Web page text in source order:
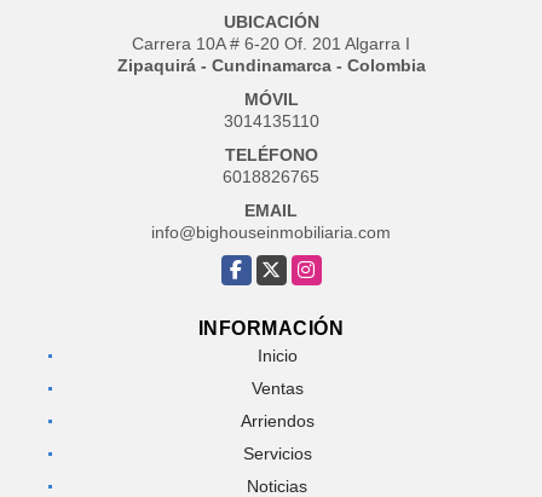
UBICACIÓN
Carrera 10A # 6-20 Of. 201 Algarra I
Zipaquirá - Cundinamarca - Colombia
MÓVIL
3014135110
TELÉFONO
6018826765
EMAIL
info@bighouseinmobiliaria.com
Facebook
X Instagram
INFORMACIÓN
Inicio
Ventas
Arriendos
Servicios
Noticias